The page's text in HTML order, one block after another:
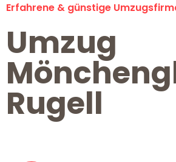
Erfahrene & günstige
Umzug
Rugell